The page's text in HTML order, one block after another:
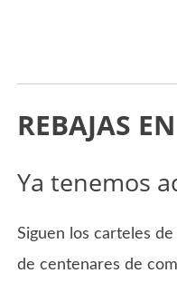
REBAJAS
Ya tenemos
Siguen los carteles
de centenares de